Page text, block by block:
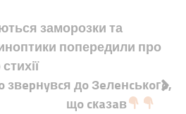
заморозки та
попередили про
звepнyвcя дo Зeлeнcькoгo,
щo cкaзaв